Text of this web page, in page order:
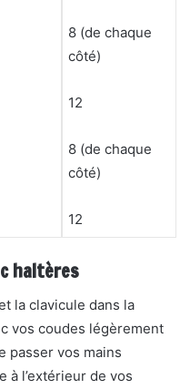
8 (de chaque
côté)
12
8 (de chaque
côté)
12
haltères
la clavicule dans la
vos coudes légèrement
passer vos mains
à l’extérieur de vos